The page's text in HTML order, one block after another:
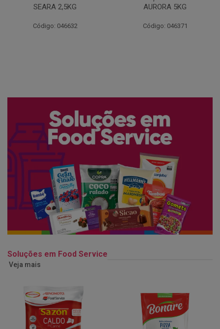
AURORA 5KG
Código: 046371
FATIADO PAKAN 200G
Código: 061522
Soluções em Food Service
Veja mais